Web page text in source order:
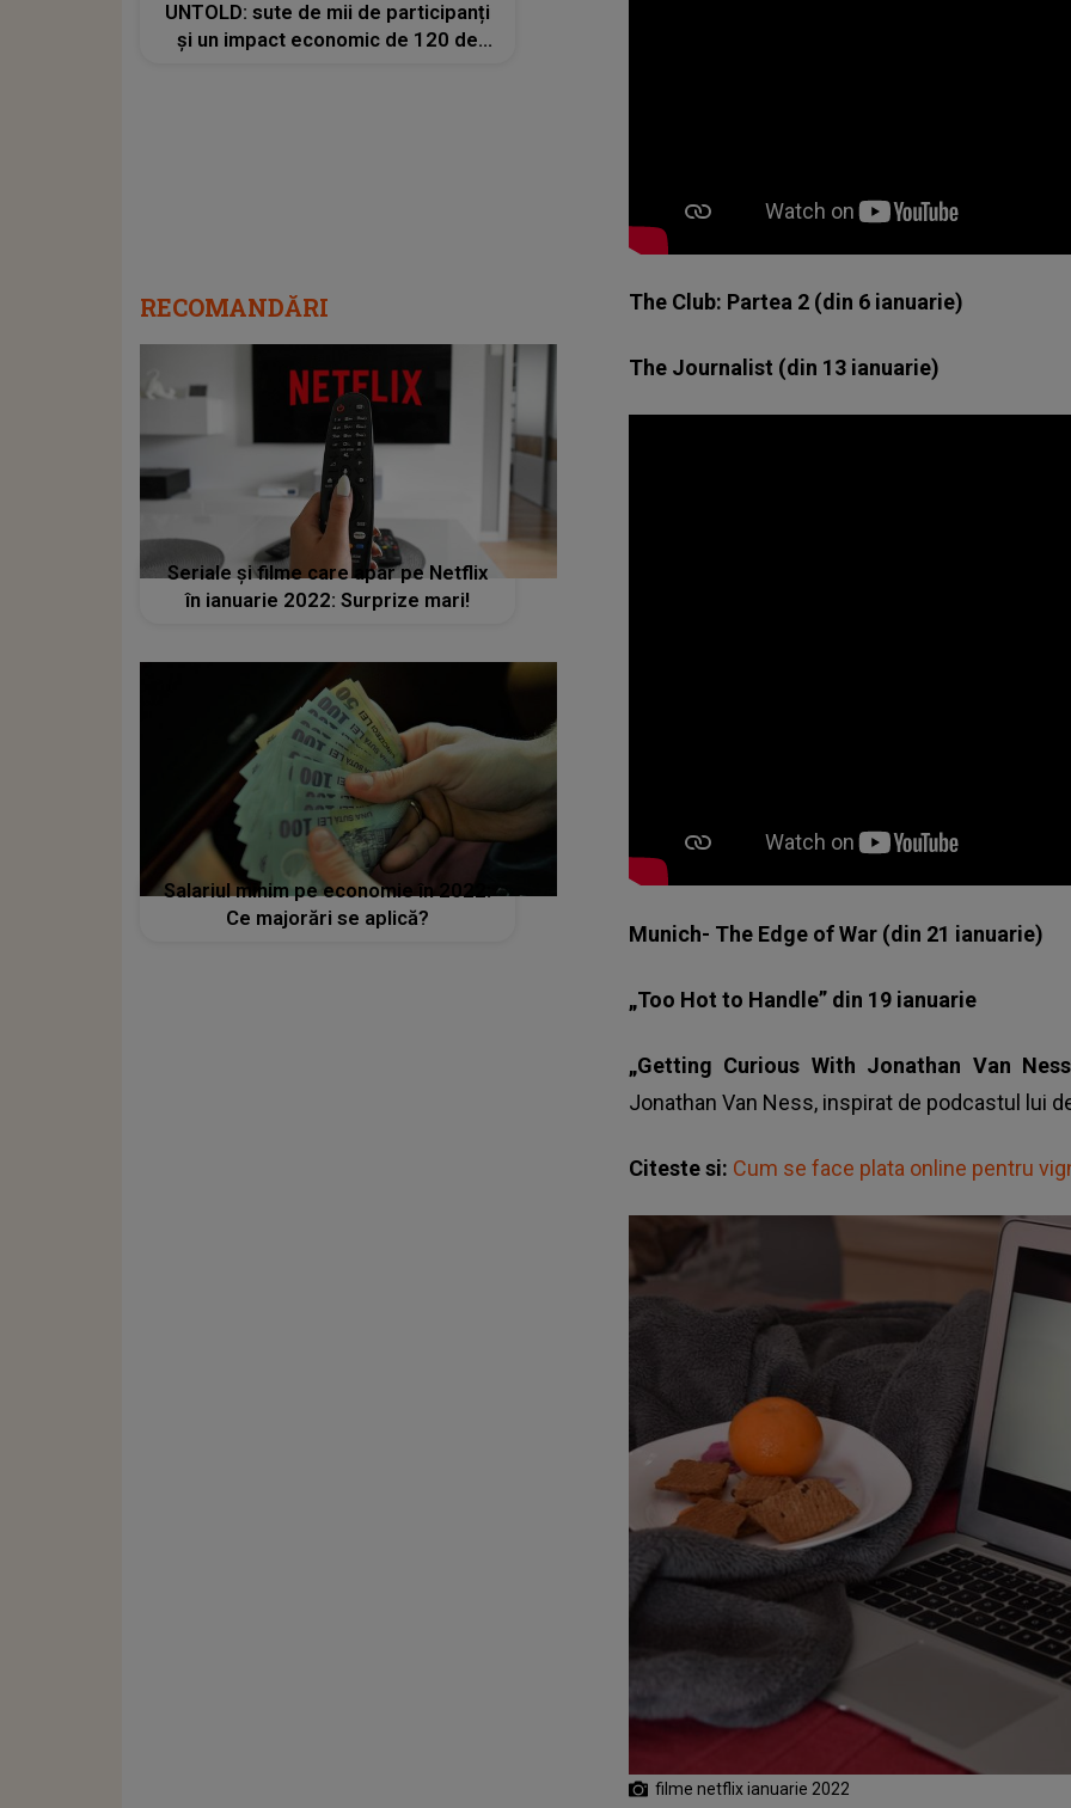
The Club: Partea 2 (din 6 ianuarie)
The Journalist (din 13 ianuarie)
Munich- The Edge of War (din 21 ianuarie)
„Too Hot to Handle” din 19 ianuarie
„Getting Curious With Jonathan Van
Jonathan Van Ness, inspirat de podcastul lui
Citeste si: Cum se face plata online pentru
filme netflix ianuarie 2022
UNTOLD: sute de mii de participanți
și un impact economic de 120 de
RECOMANDĂRI
Seriale şi filme care apar pe Netflix
în ianuarie 2022: Surprize mari!
Salariul minim pe economie în 2022:
Ce majorări se aplică?